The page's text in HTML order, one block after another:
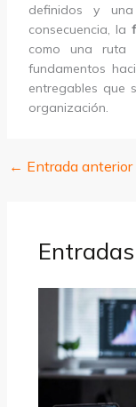
definidos y
consecuencia, la
como una ruta
fundamentos
entregables que
organización.
← Entrada anterior